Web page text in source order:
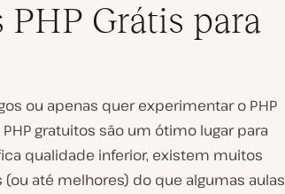
PHP Grátis para
ou apenas quer experimentar o PHP
gratuitos são um ótimo lugar para
qualidade inferior, existem muitos
até melhores) do que algumas aulas